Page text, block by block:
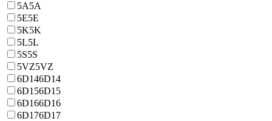
5A5A
5E5E
5K5K
5L5L
5S5S
5VZ5VZ
6D146D14
6D156D15
6D166D16
6D176D17